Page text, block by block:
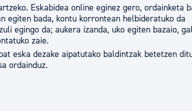
Eskabidea online eginez gero, ordainketa
egiten bada, kontu korrontean helbideratuko da
egingo da; aukera izanda, uko egiten bazaio,
zaie.
eska dezake aipatutako baldintzak betetzen
ordainduz.